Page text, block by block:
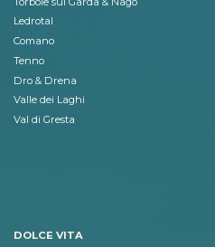
Ledrotal
Comano
Tenno
Dro & Drena
Valle dei Laghi
Val di Gresta
DOLCE VITA